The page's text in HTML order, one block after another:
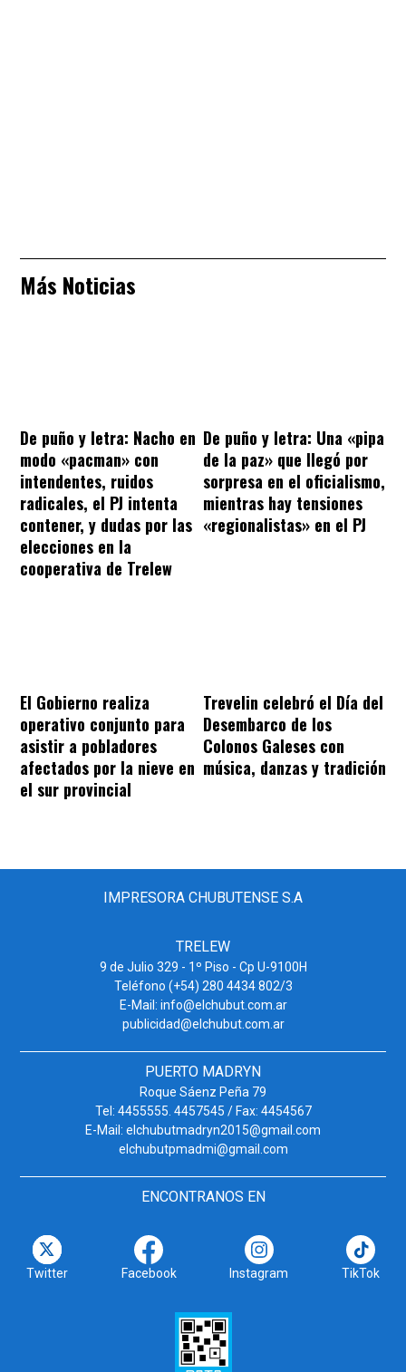
Más Noticias
De puño y letra: Nacho en
modo «pacman» con
intendentes, ruidos
radicales, el PJ intenta
contener, y dudas por las
elecciones en la
cooperativa de Trelew
De puño y letra: Una «pipa
de la paz» que llegó por
sorpresa en el oficialismo,
mientras hay tensiones
«regionalistas» en el PJ
El Gobierno realiza
operativo conjunto para
asistir a pobladores
afectados por la nieve en
el sur provincial
Trevelin celebró el Día del
Desembarco de los
Colonos Galeses con
música, danzas y tradición
IMPRESORA CHUBUTENSE S.A
TRELEW
9 de Julio 329 - 1º Piso - Cp U-9100H
Teléfono (+54) 280 4434 802/3
E-Mail: info@elchubut.com.ar
publicidad@elchubut.com.ar
PUERTO MADRYN
Roque Sáenz Peña 79
Tel: 4455555. 4457545 / Fax: 4454567
E-Mail: elchubutmadryn2015@gmail.com
elchubutpmadmi@gmail.com
ENCONTRANOS EN
Twitter Facebook Instagram TikTok